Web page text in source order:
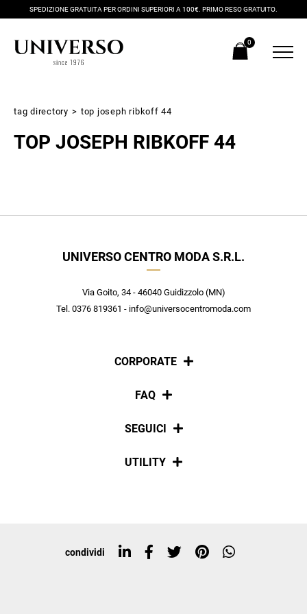
SPEDIZIONE GRATUITA PER ORDINI SUPERIORI A 100€. PRIMO RESO GRATUITO.
0
tag directory > top joseph ribkoff 44
TOP JOSEPH RIBKOFF 44
UNIVERSO CENTRO MODA S.R.L.
Via Goito, 34 - 46040 Guidizzolo (MN)
Tel. 0376 819361 - info@universocentromoda.com
CORPORATE
Chi siamo
FAQ
Pagamenti
SEGUICI
Social
UTILITY
Top ricerche
condividi
Ricevi subito il tuo promocode con lo sconto del 20% su tutti i
nuovi arrivi utilizzabile anche in negozio!
scopri in anteprima le offerte in esclusiva a te riservate.